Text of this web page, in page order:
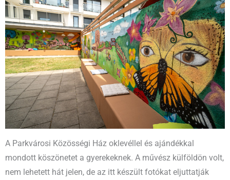
A Parkvárosi Közösségi Ház oklevéllel és ajándékkal
mondott köszönetet a gyerekeknek. A művész külföldön volt,
nem lehetett hát jelen, de az itt készült fotókat eljuttatják